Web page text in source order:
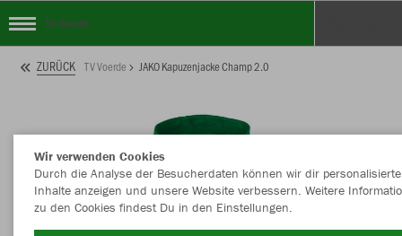
TV Voerde
ZURÜCK TV Voerde JAKO Kapuzenjacke Champ 2.0
Wir verwenden Cookies
Durch die Analyse der Besucherdaten können wir dir personalisierte
Inhalte anzeigen und unsere Website verbessern. Weitere
zu den Cookies findest Du in den Einstellungen.